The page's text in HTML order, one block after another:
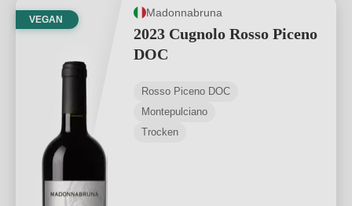
VEGAN
Madonnabruna
2023 Cugnolo Rosso Piceno
DOC
Rosso Piceno DOC
Montepulciano
Trocken